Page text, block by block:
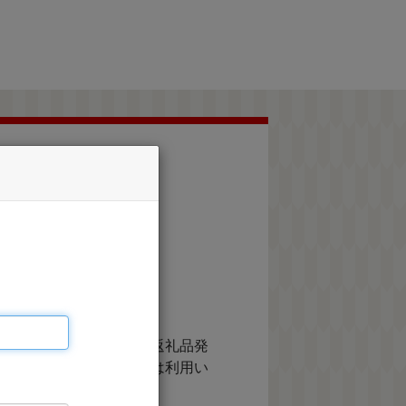
各種問合せ、書類・返礼品発
、それ以外の目的では利用い